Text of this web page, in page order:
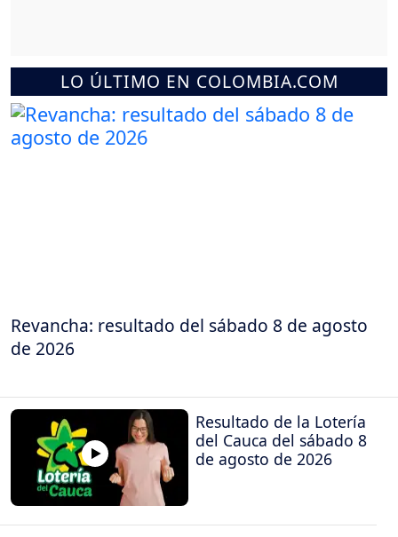
LO ÚLTIMO EN COLOMBIA.COM
Revancha: resultado del sábado 8 de agosto
de 2026
Resultado de la Lotería
del Cauca del sábado 8
de agosto de 2026